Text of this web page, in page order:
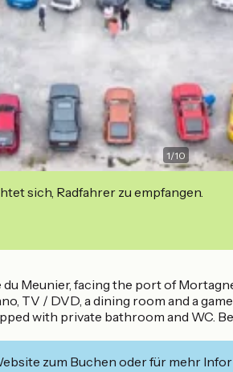
1/10
sich, Radfahrer zu empfangen.
Meunier, facing the port of
TV / DVD, a dining room and a
with private bathroom and WC.
zum Buchen oder für mehr